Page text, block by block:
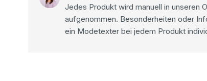
Jedes Produkt wird manuell in unseren
aufgenommen. Besonderheiten oder
ein Modetexter bei jedem Produkt